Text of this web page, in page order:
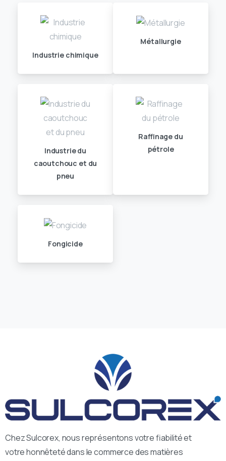
Industrie chimique
Métallurgie
Industrie du
caoutchouc et du
pneu
Raffinage du
pétrole
Fongicide
Chez Sulcorex, nous représentons votre fiabilité et
votre honnêteté dans le commerce des matières